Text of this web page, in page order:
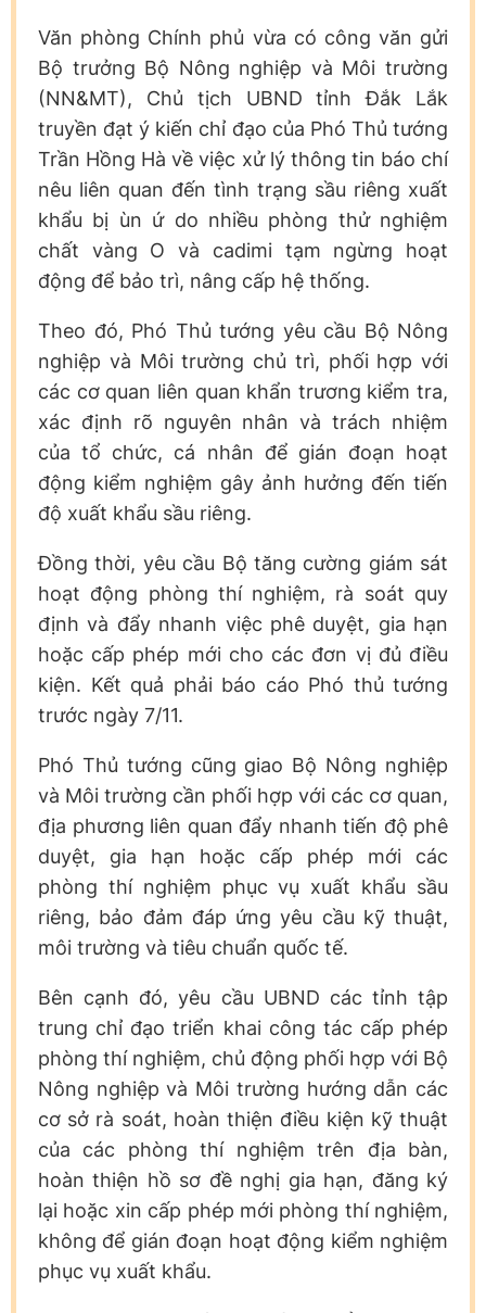
Văn phòng Chính phủ vừa có công văn gửi
Bộ trưởng Bộ Nông nghiệp và Môi trường
(NN&MT), Chủ tịch UBND tỉnh Đắk Lắk
truyền đạt ý kiến chỉ đạo của Phó Thủ tướng
Trần Hồng Hà về việc xử lý thông tin báo chí
nêu liên quan đến tình trạng sầu riêng xuất
khẩu bị ùn ứ do nhiều phòng thử nghiệm
chất vàng O và cadimi tạm ngừng hoạt
động để bảo trì, nâng cấp hệ thống.
Theo đó, Phó Thủ tướng yêu cầu Bộ Nông
nghiệp và Môi trường chủ trì, phối hợp với
các cơ quan liên quan khẩn trương kiểm tra,
xác định rõ nguyên nhân và trách nhiệm
của tổ chức, cá nhân để gián đoạn hoạt
động kiểm nghiệm gây ảnh hưởng đến tiến
độ xuất khẩu sầu riêng.
Đồng thời, yêu cầu Bộ tăng cường giám sát
hoạt động phòng thí nghiệm, rà soát quy
định và đẩy nhanh việc phê duyệt, gia hạn
hoặc cấp phép mới cho các đơn vị đủ điều
kiện. Kết quả phải báo cáo Phó thủ tướng
trước ngày 7/11.
Phó Thủ tướng cũng giao Bộ Nông nghiệp
và Môi trường cần phối hợp với các cơ quan,
địa phương liên quan đẩy nhanh tiến độ phê
duyệt, gia hạn hoặc cấp phép mới các
phòng thí nghiệm phục vụ xuất khẩu sầu
riêng, bảo đảm đáp ứng yêu cầu kỹ thuật,
môi trường và tiêu chuẩn quốc tế.
Bên cạnh đó, yêu cầu UBND các tỉnh tập
trung chỉ đạo triển khai công tác cấp phép
phòng thí nghiệm, chủ động phối hợp với Bộ
Nông nghiệp và Môi trường hướng dẫn các
cơ sở rà soát, hoàn thiện điều kiện kỹ thuật
của các phòng thí nghiệm trên địa bàn,
hoàn thiện hồ sơ đề nghị gia hạn, đăng ký
lại hoặc xin cấp phép mới phòng thí nghiệm,
không để gián đoạn hoạt động kiểm nghiệm
phục vụ xuất khẩu.